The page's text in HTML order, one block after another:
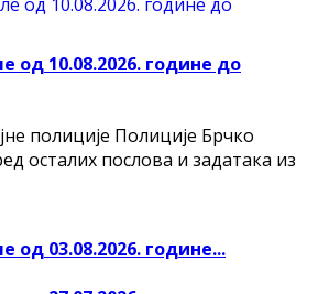
од 10.08.2026. године до
полиције Полиције Брчко
осталих послова и задатака из
од 03.08.2026. године...